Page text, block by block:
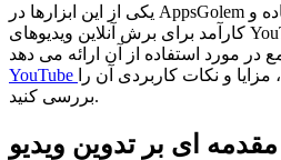
یکی از این ابزارها در AppsGolem موجود است که راهی ساده و
کارآمد برای برش آنلاین ویدیوهای YouTube را ارائه می دهد. این
در مورد استفاده از آن ارائه می دهد
مزایا و نکات کاربردی آن را
بررسی کنید.